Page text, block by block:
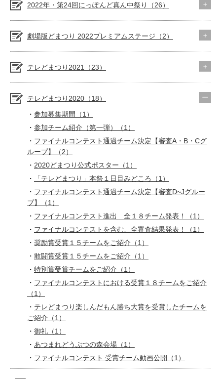
2022年・第24回にっぽんど真ん中祭り（26）
劇場版どまつり 2022プレミアムステージ（2）
テレどまつり2021（23）
テレどまつり2020（18）
参加募集期間（1）
参加チーム紹介（第一弾）（1）
ファイナルコンテスト通過チーム決定【審査A・B・Cグ
ループ】（2）
2020どまつり公式ポスター（1）
「テレどまつり」本祭１日目みどころ（1）
ファイナルコンテスト通過チーム決定【審査D~Jグルー
プ】（1）
ファイナルコンテスト進出 全１８チーム発表！（1）
ファイナルコンテストを含む、全審査結果発表！（1）
奨励賞受賞１５チームをご紹介（1）
敢闘賞受賞１５チームをご紹介（1）
特別賞受賞チームをご紹介（1）
ファイナルコンテストにおける受賞１８チームをご紹介
（1）
テレどまつり楽しんだもん勝ち大賞を受賞したチームを
ご紹介（1）
御礼（1）
あつまれどうぶつの森会場（1）
ファイナルコンテスト 受賞チーム動画公開（1）